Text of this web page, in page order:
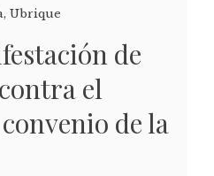
, Ubrique
de
el
de la